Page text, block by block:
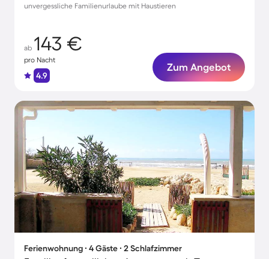
unvergessliche Familienurlaube mit Haustieren
ab 143 €
pro Nacht
4.9
Zum Angebot
Ferienwohnung ∙ 4 Gäste ∙ 2 Schlafzimmer